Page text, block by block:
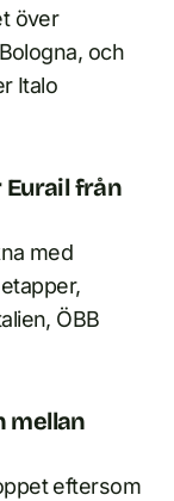
över
och
Italo
Eurail från
med
ÖBB
mellan
eftersom